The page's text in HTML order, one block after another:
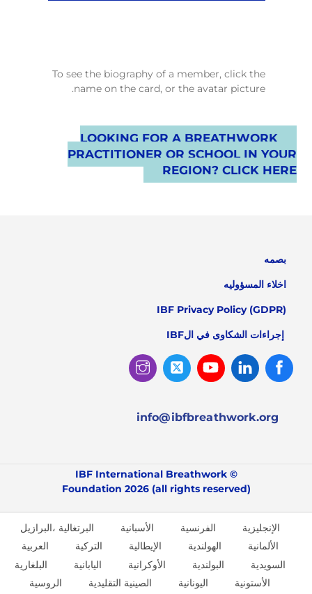
To see the biography of a member, click the
name on the card, or the avatar picture.
LOOKING FOR A BREATHWORK
PRACTITIONER OR SCHOOL IN YOUR
REGION? CLICK HERE
بصمه
اخلاء المسؤوليه
IBF Privacy Policy (GDPR)
إجراءات الشكاوى في الIBF
Facebook
Linked
In
Youtube
Twitter
info@ibfbreathwork.org
© IBF International Breathwork
Foundation 2026 (all rights reserved)
الإنجليزية الفرنسية الأسبانية
البرتغالية ،البرازيل
الألمانية
الهولندية الإيطالية التركية
العربية
السويدية
البولندية الأوكرانية اليابانية
البلغارية
الأستونية
اليونانية الصينية التقليدية الروسية